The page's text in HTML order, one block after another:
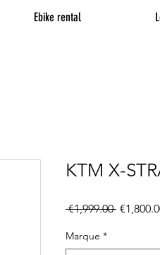
Ebike rental
KTM X-
€1,999.00 Regular
Marque *